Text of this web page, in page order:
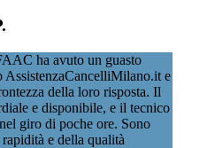
ha avuto un guasto
AssistenzaCancelliMilano.it e
della loro risposta. Il
e disponibile, e il tecnico
giro di poche ore. Sono
e della qualità